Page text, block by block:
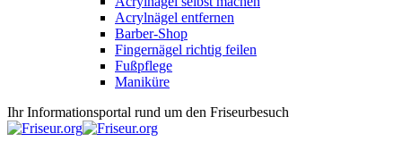
Acrylnägel entfernen
Barber-Shop
Fingernägel richtig feilen
Fußpflege
Maniküre
Ihr Informationsportal rund um den Friseurbesuch